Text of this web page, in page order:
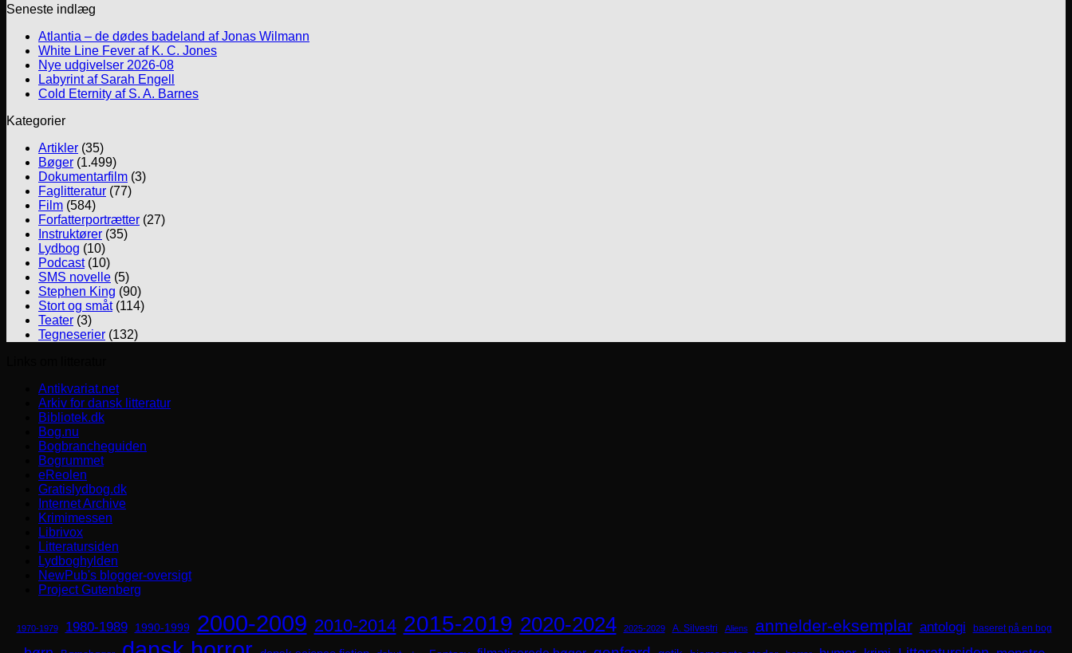
Seneste indlæg
Atlantia – de dødes badeland af Jonas Wilmann
White Line Fever af K. C. Jones
Nye udgivelser 2026-08
Labyrint af Sarah Engell
Cold Eternity af S. A. Barnes
Kategorier
Artikler (35)
Bøger (1.499)
Dokumentarfilm (3)
Faglitteratur (77)
Film (584)
Forfatterportrætter (27)
Instruktører (35)
Lydbog (10)
Podcast(10)
SMS novelle (5)
Stephen King (90)
Stort og småt(114)
Teater (3)
Tegneserier (132)
Antikvariat.net
Arkiv for dansk litteratur
Bibliotek.dk
Bog.nu
Bogbrancheguiden
Bogrummet
eReolen
Gratislydbog.dk
Internet Archive
Krimimessen
Librivox
Litteratursiden
Lydboghylden
NewPub's blogger-oversigt
Project Gutenberg
1970-1979 1980-1989 1990-1999 2000-2009 2010-2014 2015-2019 2020-2024 2025-2029 A. Silvestri Aliens anmelder-eksemplar antologi baseret på en bog